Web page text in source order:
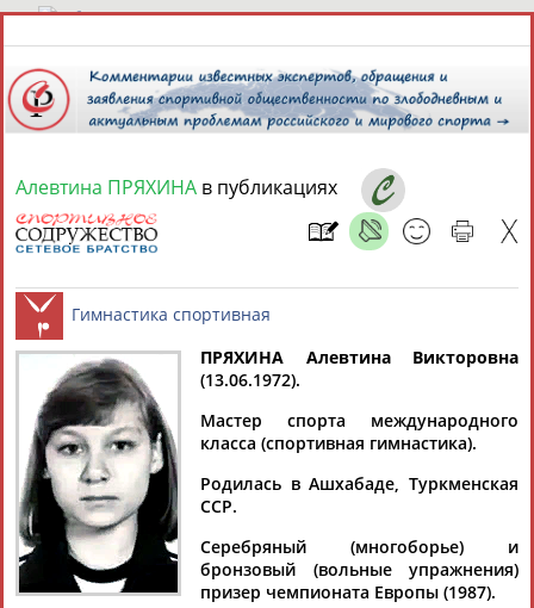
9 августа 2026 года,07:39
Найдено: 13181 Расширенный поиск
Аслаудин
АБАЕВ
Елена
АБАИМОВА
Мария
АБАКУМОВА
АБАЛАКИНА
Дмитрий
АБАРЕНОВ
Тамилла
АБАСОВА
Рамазан
АБАЧАРАЕВ
Ростом
АБАШИДЗЕ
Алевтина ПРЯХИНА в публикациях
Гимнастика спортивная
ПРЯХИНА Алевтина Викторовна
(13.06.1972).
Мастер спорта международного
класса (спортивная гимнастика).
Родилась в Ашхабаде, Туркменская
ССР.
Серебряный (многоборье) и
бронзовый (вольные упражнения)
призер чемпионата Европы (1987).